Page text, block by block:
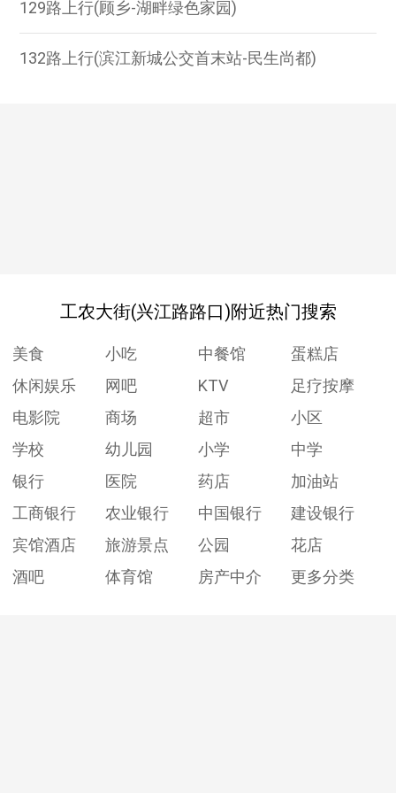
129路上行(顾乡-湖畔绿色家园)
132路上行(滨江新城公交首末站-民生尚都)
工农大街(兴江路路口)附近热门搜索
美食 小吃 中餐馆
蛋糕店
休闲娱乐
网吧 KTV
足疗按摩
电影院
商场 超市
小区
学校
幼儿园 小学
中学
银行
医院 药店
加油站
工商银行
农业银行 中国银行
建设银行
宾馆酒店
旅游景点 公园
花店
酒吧
体育馆 房产中介 更多分类